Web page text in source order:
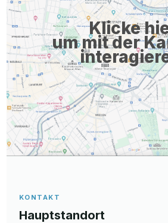
Klicke
um mit der
KONTAKT
Hauptstandort